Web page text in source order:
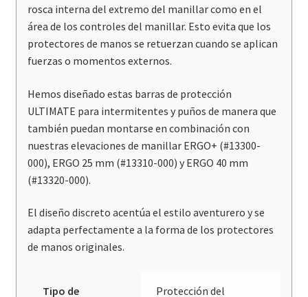
rosca interna del extremo del manillar como en el
área de los controles del manillar. Esto evita que los
protectores de manos se retuerzan cuando se aplican
fuerzas o momentos externos.
Hemos diseñado estas barras de protección
ULTIMATE para intermitentes y puños de manera que
también puedan montarse en combinación con
nuestras elevaciones de manillar ERGO+ (#13300-
000), ERGO 25 mm (#13310-000) y ERGO 40 mm
(#13320-000).
El diseño discreto acentúa el estilo aventurero y se
adapta perfectamente a la forma de los protectores
de manos originales.
Tipo de Protección del